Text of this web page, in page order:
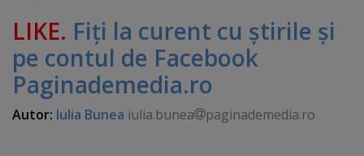
LIKE. Fiţi la curent cu ştirile şi
pe contul de Facebook
Paginademedia.ro
Autor: Iulia Bunea iulia.bunea paginademedia.ro